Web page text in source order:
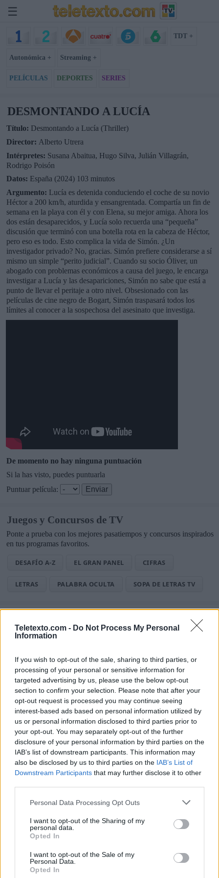
Teletexto.com - Do Not Process My Personal
Information
If you wish to opt-out of the sale, sharing to third parties, or
processing of your personal or sensitive information for
targeted advertising by us, please use the below opt-out
section to confirm your selection. Please note that after your
opt-out request is processed you may continue seeing
interest-based ads based on personal information utilized by
us or personal information disclosed to third parties prior to
your opt-out. You may separately opt-out of the further
disclosure of your personal information by third parties on the
IAB’s list of downstream participants. This information may
also be disclosed by us to third parties on the IAB’s List of
Downstream Participants that may further disclose it to other
Personal Data Processing Opt Outs
I want to opt-out of the Sharing of my
personal data.
Opted In
I want to opt-out of the Sale of my
Personal Data.
Opted In
☰
TDT +
Autonómica + Streaming +
PELÍCULAS DEPORTES SERIES
DESMONTANDO A LUCÍA
Título: Desmontando a Lucía (Thriller)
Director: Alberto Utrera
Intérpretes: Susana Abaitua, Hugo Silva, Julián Villagrán,
Rodrigo Poisón
Datos: España (2024) 103 minutos
Argumento: Lucía es detenida conduciendo el coche de su novio
Héctor a 200 km/h, aturdida y ensangrentada. Compartía un fin de
semana en la playa con él y con Elena, su mejor amiga. Ahora los
dos están desaparecidos, y Lucía solo recuerda una “pequeña”
discusión que terminó con una botella rota en la cabeza de Héctor,
pero eso es todo. Esto complica la vida de Simón. ¿Un
investigador privado? No, gracias. Simón prefiere considerarse a sí
mismo un simple “perito judicial”. Cuando su socio Óliver, un
abogado con problemas económicos a causa del juego, le encarga
investigar a Lucía y las desapariciones, Simón no sabe que está a
punto de llevar el peritaje a otro nivel. Obsesionado con las
películas de cine negro de Bogart, Simón traspasará todos los
límites al conocer a la sospechosa del asesinato que investiga.
De momento no hay ninguna puntuación
Si la has visto, puedes puntuarla
Puntuar película:
Juegos y Concursos de TV
Ponte a prueba con los mejores pasatiempos y concursos inspirados
en tus programas favoritos.
DESAFÍO A-Z EL GRAN PANEL CIFRAS
LETRAS PALABRA OCULTA SOPA DE LETRAS TV
Toda la actualidad de la televisión y el streaming en España.
GENTE TV CONCURSOS REALITIES
@teletextopuntocom
🏆🎬🎾MEJORES Series de DEPORTES
en Streaming ⚽🍿🏀
El deporte no ocurre solo en el campo! ⚽🏈🏀
Descubre las series y docuseries más adictivas del